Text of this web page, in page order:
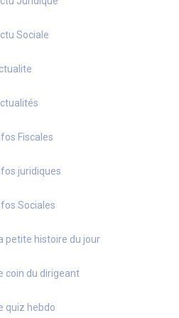
Sociale
Fiscales
juridiques
Sociales
petite histoire du jour
coin du dirigeant
quiz hebdo